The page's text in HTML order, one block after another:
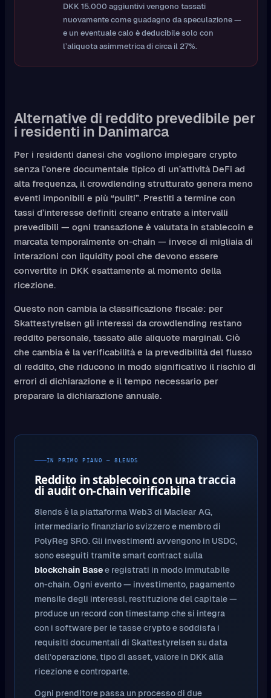
DKK 15.000 aggiuntivi vengono tassati
nuovamente come guadagno da speculazione —
e un eventuale calo è deducibile solo con
l’aliquota asimmetrica di circa il 27%.
Alternative di reddito prevedibile per
i residenti in Danimarca
Per i residenti danesi che vogliono impiegare crypto
senza l’onere documentale tipico di un’attività DeFi ad
alta frequenza, il crowdlending strutturato genera meno
eventi imponibili e più “puliti”. Prestiti a termine con
tassi d’interesse definiti creano entrate a intervalli
prevedibili — ogni transazione è valutata in stablecoin e
marcata temporalmente on-chain — invece di migliaia di
interazioni con liquidity pool che devono essere
convertite in DKK esattamente al momento della
ricezione.
Questo non cambia la classificazione fiscale: per
Skattestyrelsen gli interessi da crowdlending restano
reddito personale, tassato alle aliquote marginali. Ciò
che cambia è la verificabilità e la prevedibilità del flusso
di reddito, che riducono in modo significativo il rischio di
errori di dichiarazione e il tempo necessario per
preparare la dichiarazione annuale.
IN PRIMO PIANO — 8LENDS
Reddito in stablecoin con una traccia
di audit on-chain verificabile
8lends è la piattaforma Web3 di Maclear AG,
intermediario finanziario svizzero e membro di
PolyReg SRO. Gli investimenti avvengono in USDC,
sono eseguiti tramite smart contract sulla
blockchain Basee registrati in modo immutabile
on-chain. Ogni evento — investimento, pagamento
mensile degli interessi, restituzione del capitale —
produce un record con timestamp che si integra
con i software per le tasse crypto e soddisfa i
requisiti documentali di Skattestyrelsen su data
dell’operazione, tipo di asset, valore in DKK alla
ricezione e controparte.
Ogni prenditore passa un processo di due